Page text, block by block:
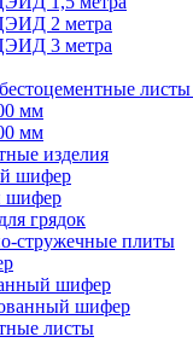
2 метра
3 метра
мм
мм
изделия
шифер
шифер
грядок
стружечные плиты
шифер
шифер
листы